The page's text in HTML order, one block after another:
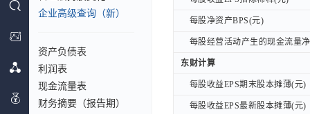
企业高级查询（新）
资产负债表
利润表
现金流量表
财务摘要（报告期）
每股净资产BPS(元)
每股经营活动产生的现金流量
东财计算
每股收益EPS期末股本摊薄(元)
每股收益EPS最新股本摊薄(元)
每股净资产BPS(元)
每股经营活动产生的现金流量
东财计算
每股收益EPS期末股本摊薄(元)
每股收益EPS最新股本摊薄(元)